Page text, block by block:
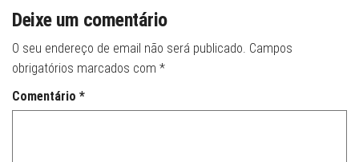
Deixe um comentário
O seu endereço de email não será publicado. Campos
obrigatórios marcados com *
Comentário *